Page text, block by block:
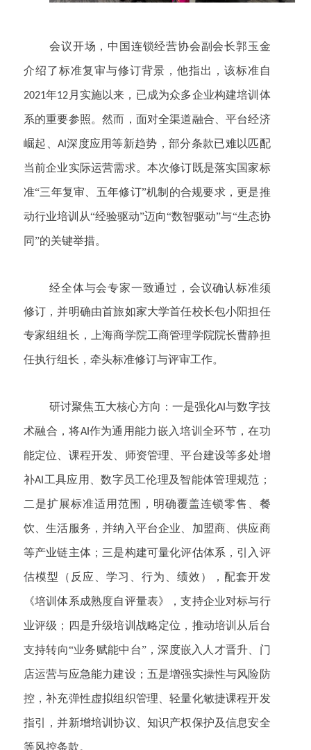
会议开场， 中国连锁经营协会副会长郭玉金
介绍了标准复审与修订背景， 他指出，该标准自
2021年12 月实施以来，已成为众多企业构建培训体
系的重要参照。然而，面对全渠道融合、平台经济
崛起、 AI 深度应用等新趋势，部分条款已难以匹配
当前企业实际运营需求。本次修订既是落实国家标
准“三年复审、五年修订”机制的合规要求，更是推
动行业培训从“经验驱动”迈向“数智驱动”与“生态协
同”的关键举措。
经全体与会专家一致通过，会议确认标准须
修订，并明确由首旅如家大学首任校长包小阳担任
专家组组长，上海商学院工商管理学院院长曹静担
任执行组长，牵头标准修订与评审工作。
研讨聚焦五大核心方向：一是强化AI与数字技
术融合，将AI 作为通用能力嵌入培训全环节，在功
能定位、课程开发、师资管理、平台建设等多处增
补AI 工具应用、数字员工伦理及智能体管理规范；
二是扩展标准适用范围，明确覆盖连锁零售、餐
饮、生活服务，并纳入平台企业、加盟商、供应商
等产业链主体；三是构建可量化评估体系，引入评
估模型（反应、学习、行为、绩效），配套开发
《培训体系成熟度自评量表》，支持企业对标与行
业评级；四是升级培训战略定位，推动培训从后台
支持转向“业务赋能中台”，深度嵌入人才晋升、门
店运营与应急能力建设；五是增强实操性与风险防
控，补充弹性虚拟组织管理、轻量化敏捷课程开发
指引，并新增培训协议、知识产权保护及信息安全
等风控条款。